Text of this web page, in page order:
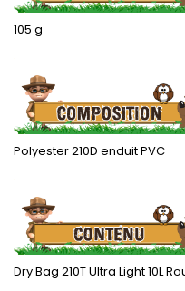
105 g
.
Polyester 210D enduit PVC
.
Dry Bag 210T Ultra Light 10L